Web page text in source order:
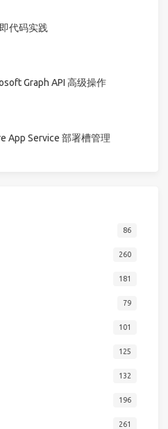
代码实践
Graph API 高级操作
App Service 部署槽管理
86
260
181
79
101
125
132
196
261